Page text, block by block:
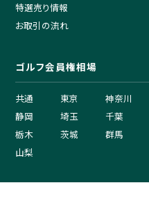
特選売り情報
お取引の流れ
ゴルフ会員権相場
共通 東京
神奈川
静岡
埼玉
千葉
栃木
茨城
群馬
山梨